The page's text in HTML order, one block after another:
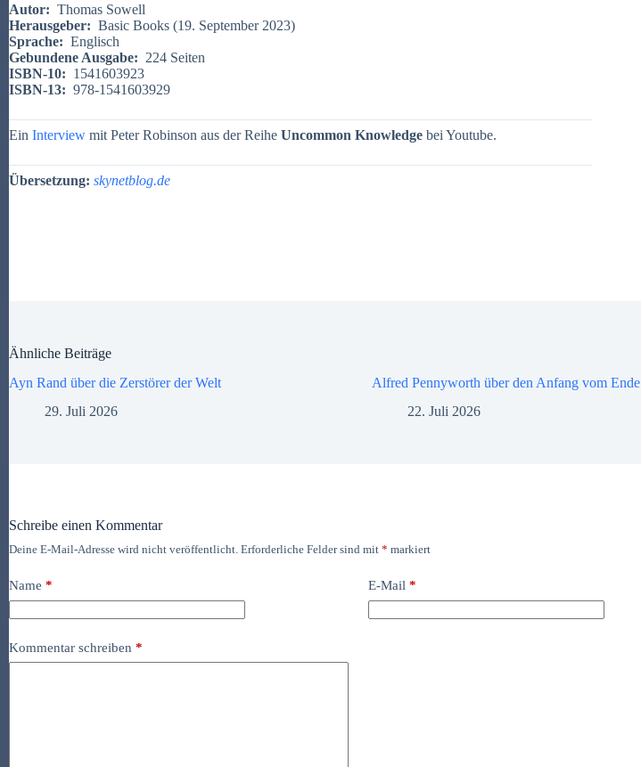
Autor: Thomas Sowell
Herausgeber: Basic Books (19. September 2023)
Sprache: Englisch
Gebundene Ausgabe: 224 Seiten
ISBN-10: 1541603923
ISBN-13: ‎ 978-1541603929
Ein Interview mit Peter Robinson aus der Reihe Uncommon Knowledge bei Youtube.
Übersetzung: skynetblog.de
Ähnliche Beiträge
Ayn Rand über die Zerstörer der Welt
29. Juli 2026
Alfred Pennyworth über den Anfang vom Ende
22. Juli 2026
Schreibe einen Kommentar
Deine E-Mail-Adresse wird nicht veröffentlicht. Erforderliche Felder sind mit * markiert
Name * E-Mail *
Kommentar schreiben *